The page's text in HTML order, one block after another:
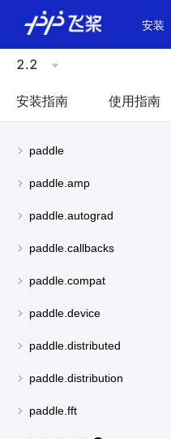
安装
2.2
安装指南 使用指南
paddle
paddle.amp
paddle.autograd
paddle.callbacks
paddle.compat
paddle.device
paddle.distributed
paddle.distribution
paddle.fft